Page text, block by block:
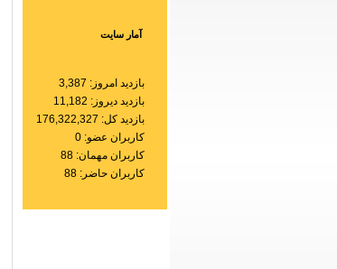
آمار سایت
بازدید امروز: 3,387
بازدید دیروز: 11,182
بازدید کل: 176,322,327
کاربران عضو: 0
کاربران مهمان: 88
کاربران حاضر: 88